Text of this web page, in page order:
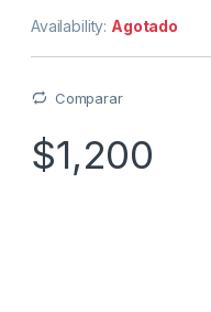
Availability: Agotado
Comparar
$1,200